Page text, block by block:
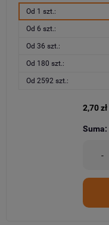
Od 1 szt.:
Od 6 szt.:
Od 36 szt.:
Od 180 szt.:
Od 2592 szt.:
2,70 zł
-
Suma: